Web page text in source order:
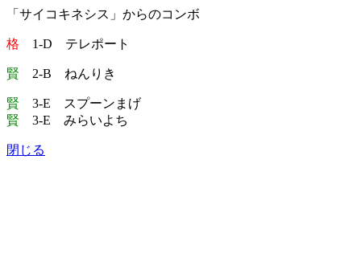
「サイコキネシス」からのコンボ
格 1-D テレポート
賢 2-B ねんりき
賢 3-E スプーンまげ
賢 3-E みらいよち
閉じる